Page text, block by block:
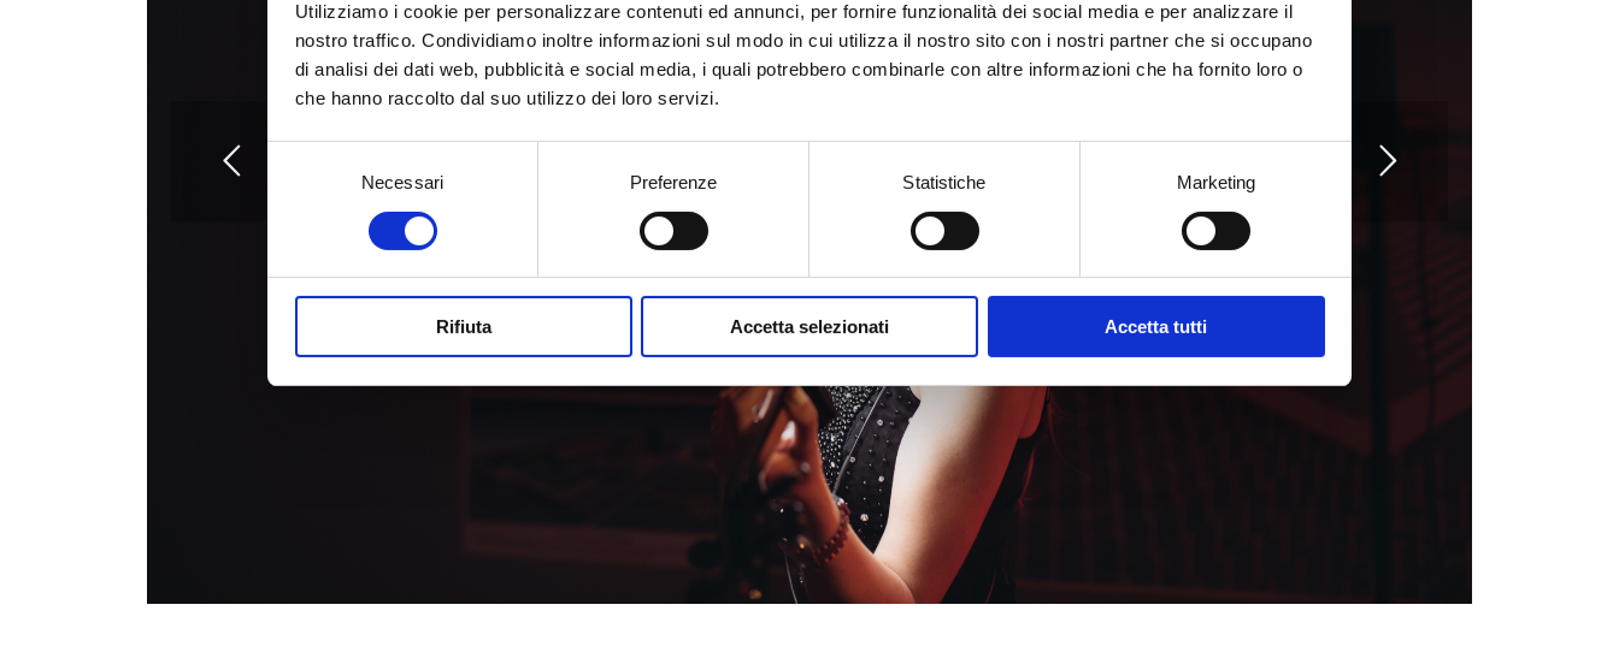
Utilizziamo i cookie per personalizzare contenuti ed annunci, per fornire funzionalità dei social media e per analizzare il
nostro traffico. Condividiamo inoltre informazioni sul modo in cui utilizza il nostro sito con i nostri partner che si occupano
di analisi dei dati web, pubblicità e social media, i quali potrebbero combinarle con altre informazioni che ha fornito loro o
che hanno raccolto dal suo utilizzo dei loro servizi.
Necessari Preferenze Statistiche Marketing
Rifiuta Accetta selezionati Accetta tutti